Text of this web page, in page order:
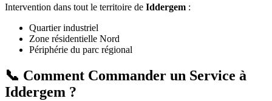
Intervention dans tout le territoire de Iddergem :
Quartier industriel
Zone résidentielle Nord
Périphérie du parc régional
📞 Comment Commander un Service à
Iddergem ?